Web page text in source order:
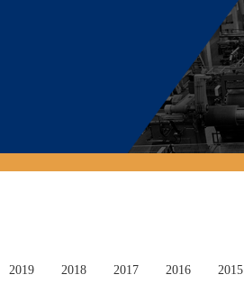
2019 2018 2017 2016 2015